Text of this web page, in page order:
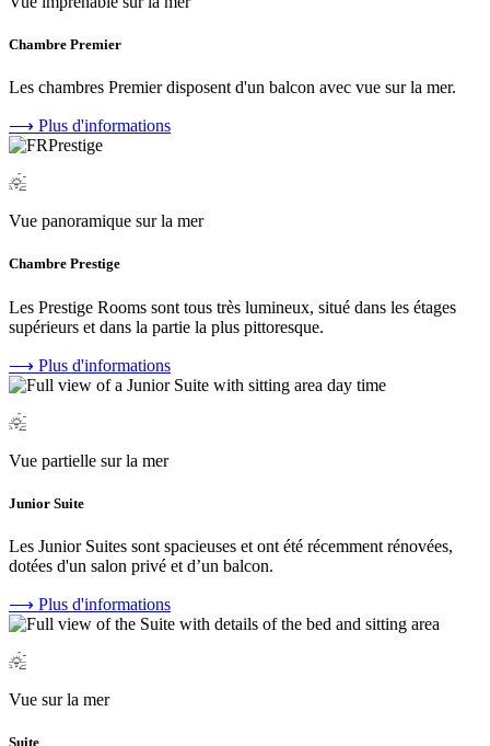
Chambre Premier
Les chambres Premier disposent d'un balcon avec vue sur la mer.
⟶ Plus d'informations
Vue panoramique sur la mer
Chambre Prestige
Les Prestige Rooms sont tous très lumineux, situé dans les étages
supérieurs et dans la partie la plus pittoresque.
⟶ Plus d'informations
Vue partielle sur la mer
Junior Suite
Les Junior Suites sont spacieuses et ont été récemment rénovées,
dotées d'un salon privé et d’un balcon.
⟶ Plus d'informations
Vue sur la mer
Suite